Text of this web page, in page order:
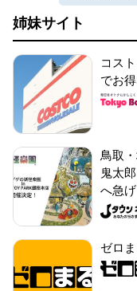
姉妹サイト
コス
でお
鳥取
鬼太
へ急
ゼロ